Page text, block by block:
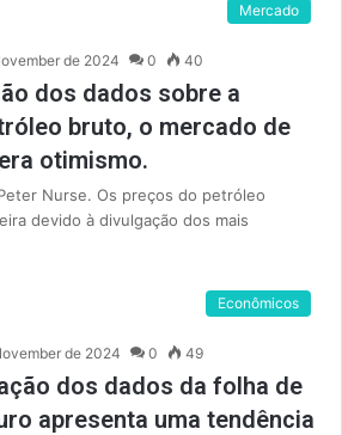
Mercado
de 2024 0 40
dos dados sobre a
bruto, o mercado de
otimismo.
Nurse. Os preços do petróleo
devido à divulgação dos mais
Econômicos
de 2024 0 49
dos dados da folha de
apresenta uma tendência